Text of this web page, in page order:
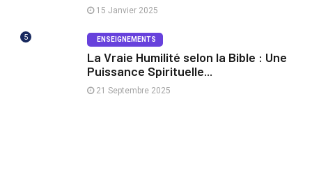
15 Janvier 2025
5 ENSEIGNEMENTS
La Vraie Humilité selon la Bible : Une
Puissance Spirituelle...
21 Septembre 2025